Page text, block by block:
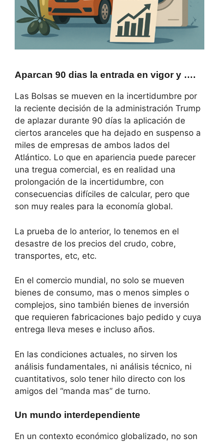
Aparcan 90 dias la entrada en vigor y ….
Las Bolsas se mueven en la incertidumbre por
la reciente decisión de la administración Trump
de aplazar durante 90 días la aplicación de
ciertos aranceles que ha dejado en suspenso a
miles de empresas de ambos lados del
Atlántico. Lo que en apariencia puede parecer
una tregua comercial, es en realidad una
prolongación de la incertidumbre, con
consecuencias difíciles de calcular, pero que
son muy reales para la economía global.
La prueba de lo anterior, lo tenemos en el
desastre de los precios del crudo, cobre,
transportes, etc, etc.
En el comercio mundial, no solo se mueven
bienes de consumo, mas o menos simples o
complejos, sino también bienes de inversión
que requieren fabricaciones bajo pedido y cuya
entrega lleva meses e incluso años.
En las condiciones actuales, no sirven los
análisis fundamentales, ni análisis técnico, ni
cuantitativos, solo tener hilo directo con los
amigos del “manda mas” de turno.
Un mundo interdependiente
En un contexto económico globalizado, no son